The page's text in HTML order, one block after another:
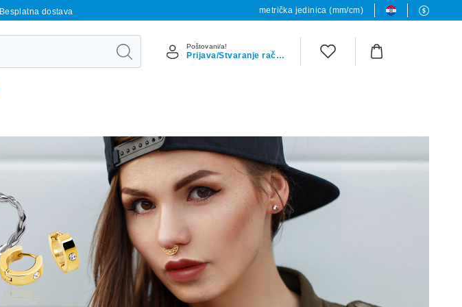
Besplatna dostava metrička jedinica (mm/cm)
Poštovani/a!
Prijava/Stvaranje računa